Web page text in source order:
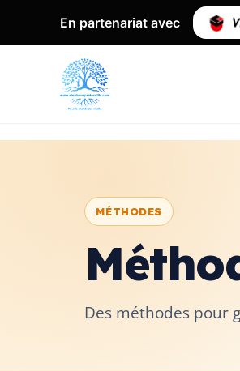
En partenariat avec
MÉTHODES
Des méthodes pour